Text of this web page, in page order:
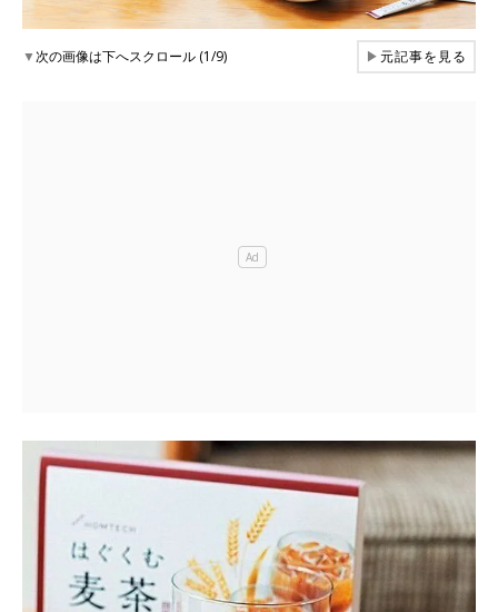
▼次の画像は下へスクロール (1/9) ▶元記事を見る